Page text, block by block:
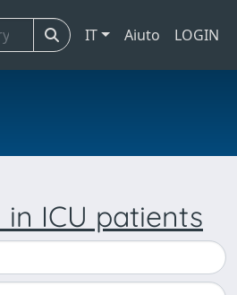
IT Aiuto LOGIN
ICU patients